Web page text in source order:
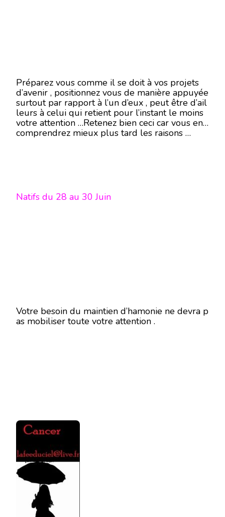
Préparez vous comme il se doit à vos projets
d’avenir , positionnez vous de manière appuyée
surtout par rapport à l’un d’eux , peut être d’ail
leurs à celui qui retient pour l’instant le moins
votre attention …Retenez bien ceci car vous en
comprendrez mieux plus tard les raisons …
Natifs du 28 au 30 Juin
Votre besoin du maintien d’hamonie ne devra p
as mobiliser toute votre attention .